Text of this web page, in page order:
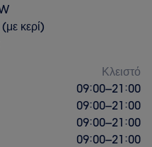
κερί)
Κλειστό
09:00–21:00
09:00–21:00
09:00–21:00
09:00–21:00